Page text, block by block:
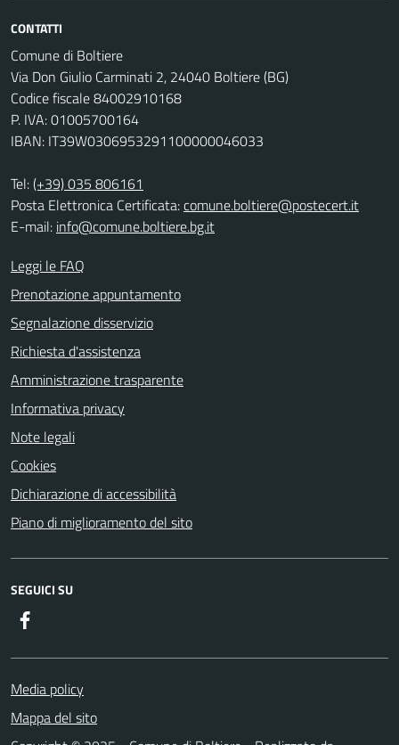
CONTATTI
Comune di Boltiere
Via Don Giulio Carminati 2, 24040 Boltiere (BG)
Codice fiscale 84002910168
P. IVA: 01005700164
IBAN: IT39W0306953291100000046033
Tel:(+39) 035 806161
Posta Elettronica Certificata:comune.boltiere@postecert.it
E-mail: info@comune.boltiere.bg.it
Leggi le FAQ
Prenotazione appuntamento
Segnalazione disservizio
Richiesta d'assistenza
Amministrazione trasparente
Informativa privacy
Note legali
Cookies
Dichiarazione di accessibilità
Piano di miglioramento del sito
SEGUICI SU
Media policy
Mappa del sito